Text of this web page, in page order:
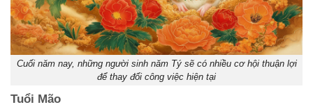
Cuối năm nay, những người sinh năm Tý sẽ có nhiều cơ hội thuận lợi
để thay đổi công việc hiện tại
Tuổi Mão